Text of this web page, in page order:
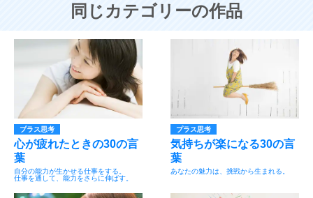
同じカテゴリーの作品
プラス思考
心が疲れたときの30の言
葉
自分の能力が生かせる仕事をする。
仕事を通して、能力をさらに伸ばす。
プラス思考
気持ちが楽になる30の言
葉
あなたの魅力は、挑戦から生まれる。